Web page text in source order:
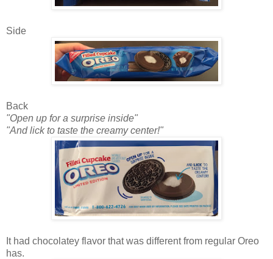
Side
Back
"Open up for a surprise inside"
"And lick to taste the creamy center!"
It had chocolatey flavor that was different from regular Oreo
has.